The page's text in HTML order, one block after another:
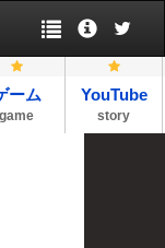
ーム
game
YouTube
story